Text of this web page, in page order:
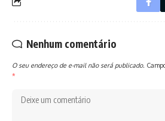
Nenhum comentário
O seu endereço de e-mail não será publicado.
*